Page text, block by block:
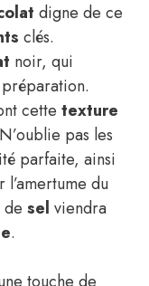
digne de ce
clés.
noir, qui
cette texture
pas les
parfaite, ainsi
du
de sel viendra
.